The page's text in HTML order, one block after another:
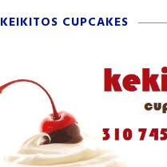
KEIKITOS CUPCAKES